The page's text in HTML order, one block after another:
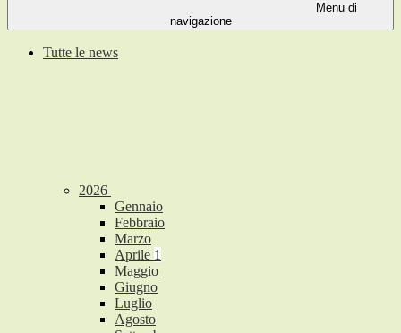
Menu di
navigazione
Tutte le news
2026
Gennaio
Febbraio
Marzo
Aprile 1
Maggio
Giugno
Luglio
Agosto